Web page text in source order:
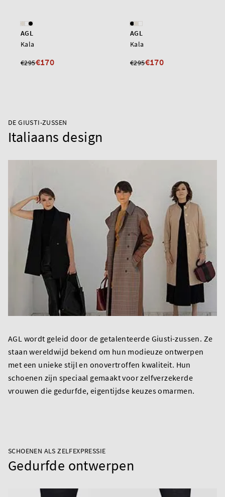
AGL
Kala
€295€170
AGL
Kala
€295€170
DE GIUSTI-ZUSSEN
Italiaans design
AGL wordt geleid door de getalenteerde Giusti-zussen. Ze
staan wereldwijd bekend om hun modieuze ontwerpen
met een unieke stijl en onovertroffen kwaliteit. Hun
schoenen zijn speciaal gemaakt voor zelfverzekerde
vrouwen die gedurfde, eigentijdse keuzes omarmen.
SCHOENEN ALS ZELFEXPRESSIE
Gedurfde ontwerpen